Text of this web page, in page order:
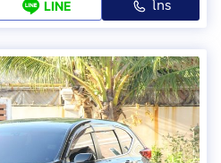
LINE โทร